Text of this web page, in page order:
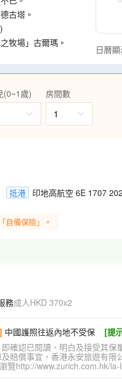
古塔。
牧場」古爾瑪。
爾段除外)
又特別。
日曆
(0~1歲) 房間數
1
抵港 印地高航空 6E 1707
自備保險」。
務成人HKD 370x2
中國護照往返內地不受保 [提
確認已閱讀、明白及接受其
賠償事宜，香港永安旅遊有
http://www.zurich.com.hk/